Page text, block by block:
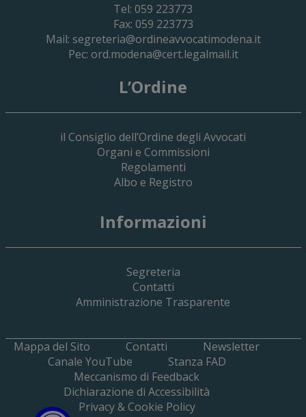
19 Giugno 2026
Tel: 059 223773
Fax: 059 223773
Mail: segreteria@ordineavvocatimodena.it
Pec: ord.modena@cert.legalmail.it
L’Ordine
il Consiglio dell’Ordine degli Avvocati
Organi e Commissioni
Regolamenti
Albo e Registro
Informazioni
Segreteria
Contatti
Amministrazione Trasparente
Mappa del Sito Contatti
Newsletter
Canale YouTube
Stanza FAD
Meccanismo di Feedback
Dichiarazione di Accessibilità
Privacy & Cookie Policy